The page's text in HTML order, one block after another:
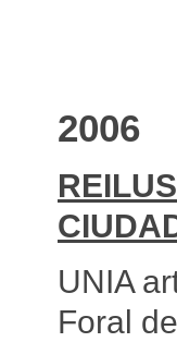
2006
UNIA
Foral